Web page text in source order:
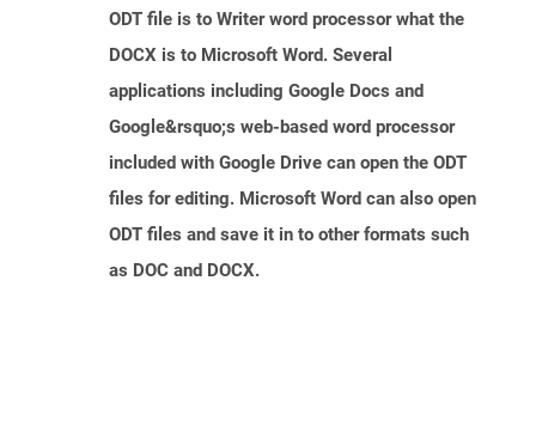
ODT file is to Writer word processor what the
DOCX is to Microsoft Word. Several
applications including Google Docs and
Google&rsquo;s web-based word processor
included with Google Drive can open the ODT
files for editing. Microsoft Word can also open
ODT files and save it in to other formats such
as DOC and DOCX.